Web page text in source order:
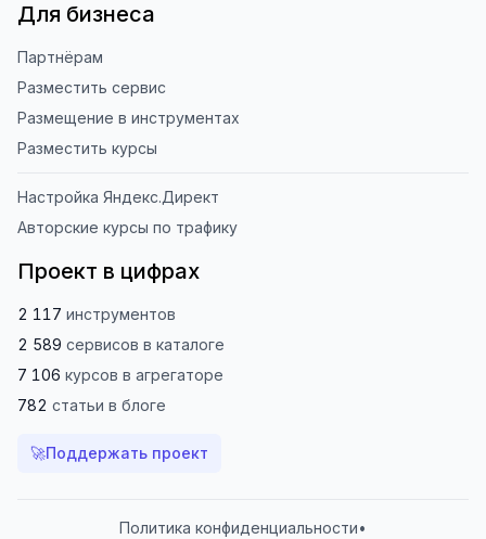
Для бизнеса
Партнёрам
Разместить сервис
Размещение в инструментах
Разместить курсы
Настройка Яндекс.Директ
Авторские курсы по трафику
Проект в цифрах
2 117 инструментов
2 589 сервисов в каталоге
7 106 курсов в агрегаторе
782 статьи в блоге
🚀Поддержать проект
Политика конфиденциальности•